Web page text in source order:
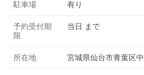
駐車場 有り
予約受付期
限
当日 まで
所在地 宮城県仙台市青葉区